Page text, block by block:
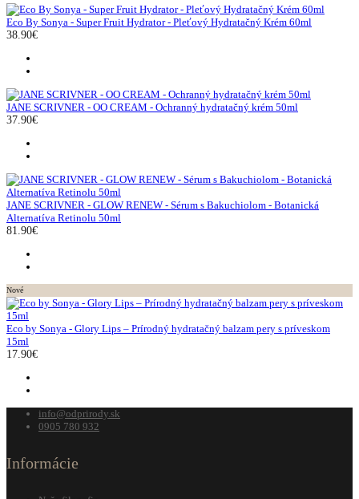
Eco By Sonya - Super Fruit Hydrator - Pleťový Hydratačný Krém 60ml
38.90€
JANE SCRIVNER - OO CREAM - Ochranný hydratačný krém 50ml
37.90€
JANE SCRIVNER - GLOW RENEW - Sérum s Bakuchiolom - Botanická
Alternatíva Retinolu 50ml
81.90€
Nové
Eco by Sonya - Glory Lips – Prírodný hydratačný balzam pery s príveskom
15ml
17.90€
info@odprirody.sk
0905 780 932
Informácie